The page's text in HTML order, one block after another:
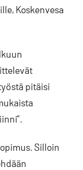
Koskenvesa
pitäisi
Silloin